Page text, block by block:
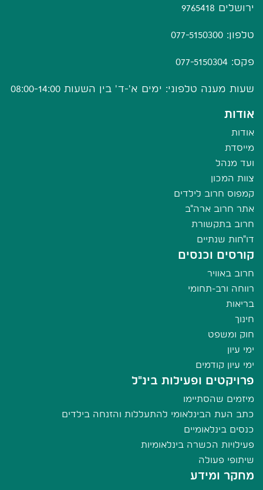
ירושלים 9765418
טלפון: 077-5150300
פקס: 077-5150304
שעות מענה טלפוני: ימים א'-ד' בין השעות 08:00-14:00
אודות
אודות
מייסדת
ועד מנהל
צוות המכון
קמפוס חרוב לילדים
אתר חרוב ארה"ב
חרוב בתקשורת
דו"חות שנתיים
קורסים וכנסים
חרוב באוויר
רווחה ורב-תחומי
בריאות
חינוך
חוק ומשפט
ימי עיון
ימי עיון קודמים
פרויקטים ופעילות בינ"ל
מיזמים שהסתיימו
כתב העת הבינלאומי להתעללות והזנחה בילדים
כנסים בינלאומיים
פעילויות הכשרה בינלאומיות
שיתופי פעולה
מחקר ומידע